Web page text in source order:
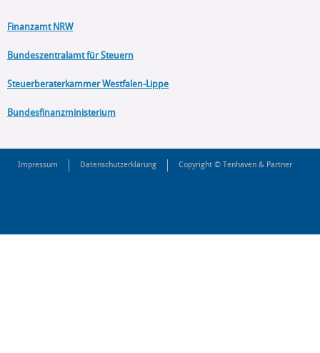
Finanzamt NRW
Bundeszentralamt für Steuern
Steuerberaterkammer Westfalen-Lippe
Bundesfinanzministerium
Impressum Datenschutzerklärung Copyright © Tenhaven & Partner